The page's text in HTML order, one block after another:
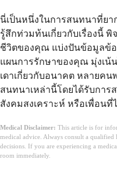
นี่เป็นหนึ่งในการสนทนาที่ย
รู้สึกท่วมท้นเกี่ยวกับเรื่องนี้
ชีวิตของคุณ แบ่งปันข้อมูลข้อ
แผนการรักษาของคุณ มุ่งเน้
เดาเกี่ยวกับอนาคต หลายค
สนทนาเหล่านี้โดยได้รับกา
สังคมสงเคราะห์ หรือเพื่อนที่
Medical Disclaimer: This article is for
medical advice. Always consult a
decisions. If you are experiencing a
room immediately.